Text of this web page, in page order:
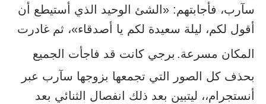
سآرب، فأجابتهم: «الشئ الوحيد الذي أستيطع أن
أقول لكم، ليلة سعيدة لكم يا أصدقاء»، ثم غادرت
المكان مسرعة. برجي كانت قد فاجأت الجميع
بحذف كل الصور التي تجمعها بزوجها سآرب عبر
أنستجرام،، ليتبين بعد ذلك انفصال الثنائي بعد